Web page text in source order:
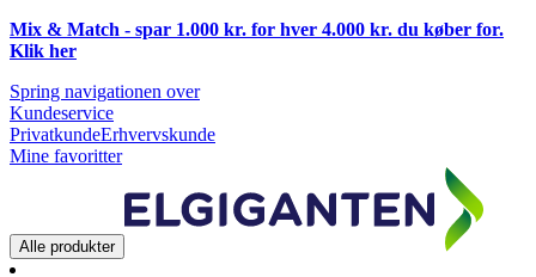
Mix & Match - spar 1.000 kr. for hver 4.000 kr. du køber for.
Klik her
Spring navigationen over
Kundeservice
PrivatkundeErhvervskunde
Mine favoritter
Alle produkter